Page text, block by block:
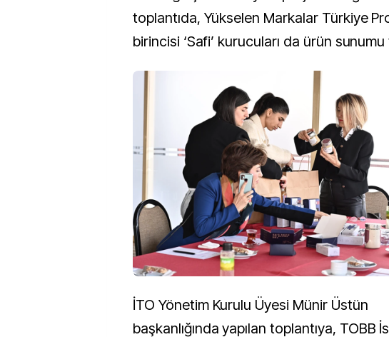
toplantıda, Yükselen Markalar Türkiye
birincisi ‘Safi’ kurucuları da ürün sunumu
İTO Yönetim Kurulu Üyesi Münir Üstün
başkanlığında yapılan toplantıya, TOBB